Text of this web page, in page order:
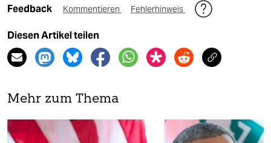
Feedback Kommentieren Fehlerhinweis
Diesen Artikel teilen
Mehr zum Thema